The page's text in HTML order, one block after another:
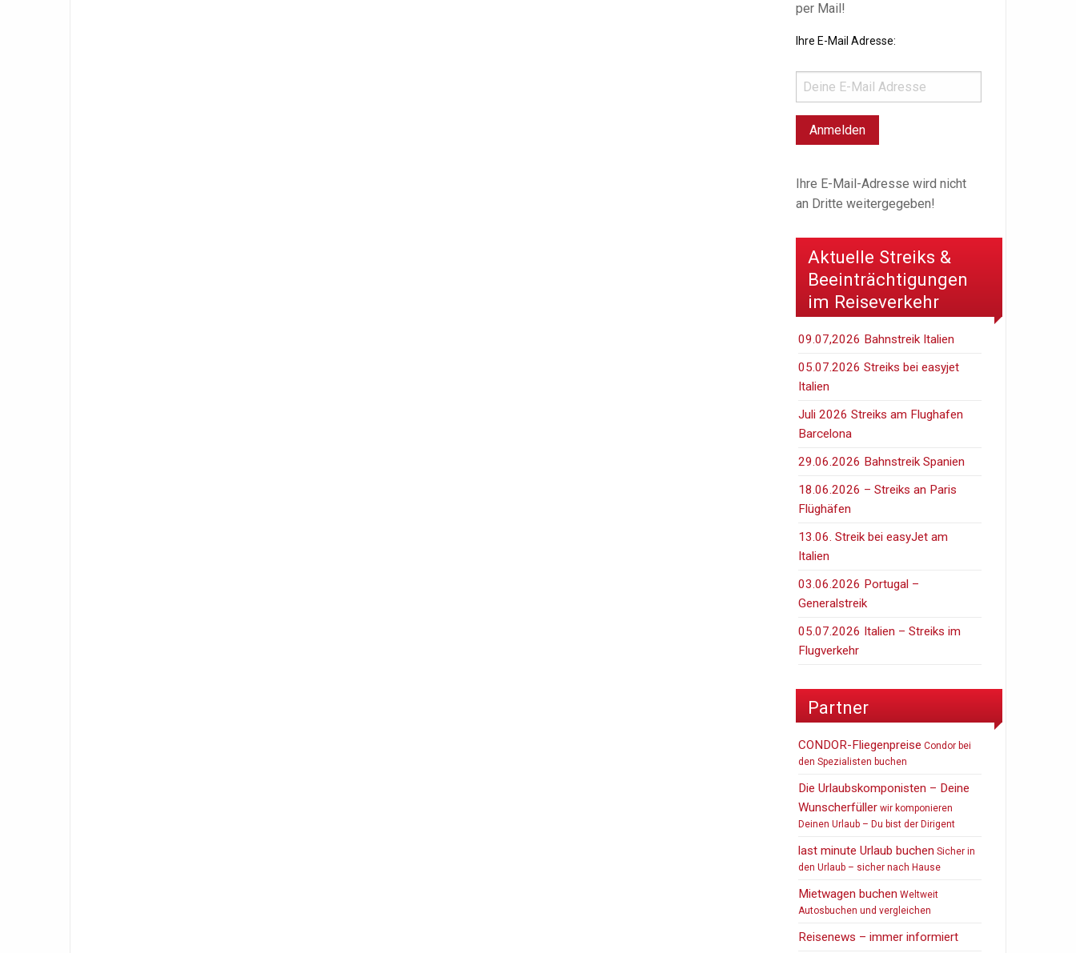
per Mail!
Ihre E-Mail Adresse:
Ihre E-Mail-Adresse wird nicht
an Dritte weitergegeben!
Aktuelle Streiks &
Beeinträchtigungen
im Reiseverkehr
09.07,2026 Bahnstreik Italien
05.07.2026 Streiks bei easyjet
Italien
Juli 2026 Streiks am Flughafen
Barcelona
29.06.2026 Bahnstreik Spanien
18.06.2026 – Streiks an Paris
Flüghäfen
13.06. Streik bei easyJet am
Italien
03.06.2026 Portugal –
Generalstreik
05.07.2026 Italien – Streiks im
Flugverkehr
Partner
CONDOR-Fliegenpreise Condor bei
den Spezialisten buchen
Die Urlaubskomponisten – Deine
Wunscherfüller wir komponieren
Deinen Urlaub – Du bist der Dirigent
last minute Urlaub buchen Sicher in
den Urlaub – sicher nach Hause
Mietwagen buchen Weltweit
Autosbuchen und vergleichen
Reisenews – immer informiert